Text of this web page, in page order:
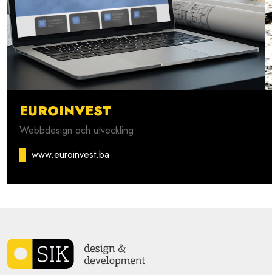
EUROINVEST
Webbdesign och utveckling
www.euroinvest.ba